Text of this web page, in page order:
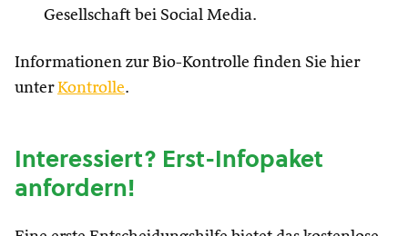
Gesellschaft bei Social Media.
Informationen zur Bio-Kontrolle finden Sie hier
unterKontrolle.
Interessiert? Erst-Infopaket
anfordern!